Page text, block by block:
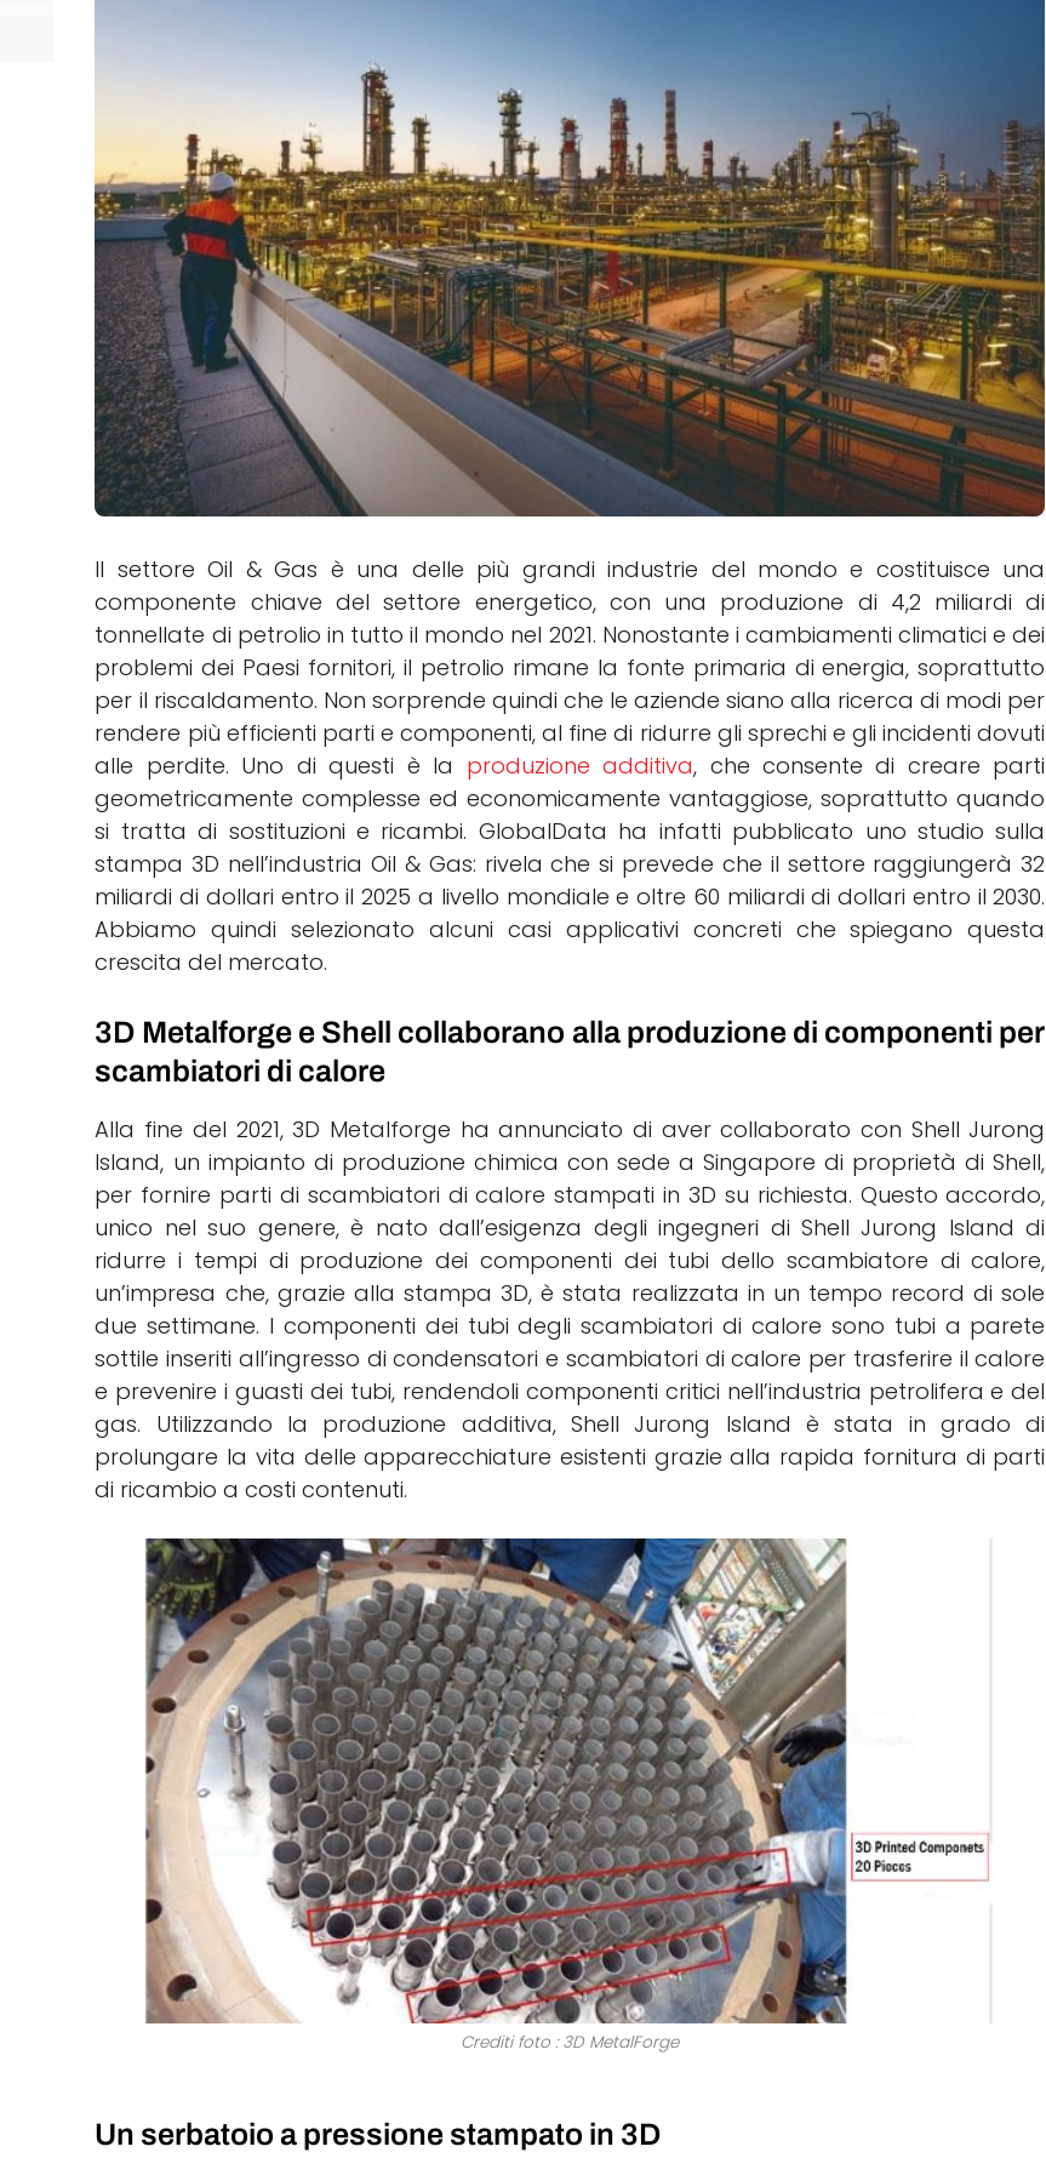
Video
Il settore Oil & Gas è una delle più grandi industrie del mondo e costituisce una
componente chiave del settore energetico, con una produzione di 4,2 miliardi di
tonnellate di petrolio in tutto il mondo nel 2021. Nonostante i cambiamenti climatici e dei
problemi dei Paesi fornitori, il petrolio rimane la fonte primaria di energia, soprattutto
per il riscaldamento. Non sorprende quindi che le aziende siano alla ricerca di modi per
rendere più efficienti parti e componenti, al fine di ridurre gli sprechi e gli incidenti dovuti
alle perdite. Uno di questi è la produzione additiva, che consente di creare parti
geometricamente complesse ed economicamente vantaggiose, soprattutto quando
si tratta di sostituzioni e ricambi. GlobalData ha infatti pubblicato uno studio sulla
stampa 3D nell’industria Oil & Gas: rivela che si prevede che il settore raggiungerà 32
miliardi di dollari entro il 2025 a livello mondiale e oltre 60 miliardi di dollari entro il 2030.
Abbiamo quindi selezionato alcuni casi applicativi concreti che spiegano questa
crescita del mercato.
3D Metalforge e Shell collaborano alla produzione di componenti per
scambiatori di calore
Alla fine del 2021, 3D Metalforge ha annunciato di aver collaborato con Shell Jurong
Island, un impianto di produzione chimica con sede a Singapore di proprietà di Shell,
per fornire parti di scambiatori di calore stampati in 3D su richiesta. Questo accordo,
unico nel suo genere, è nato dall’esigenza degli ingegneri di Shell Jurong Island di
ridurre i tempi di produzione dei componenti dei tubi dello scambiatore di calore,
un’impresa che, grazie alla stampa 3D, è stata realizzata in un tempo record di sole
due settimane. I componenti dei tubi degli scambiatori di calore sono tubi a parete
sottile inseriti all’ingresso di condensatori e scambiatori di calore per trasferire il calore
e prevenire i guasti dei tubi, rendendoli componenti critici nell’industria petrolifera e del
gas. Utilizzando la produzione additiva, Shell Jurong Island è stata in grado di
prolungare la vita delle apparecchiature esistenti grazie alla rapida fornitura di parti
di ricambio a costi contenuti.
Crediti foto : 3D MetalForge
Un serbatoio a pressione stampato in 3D